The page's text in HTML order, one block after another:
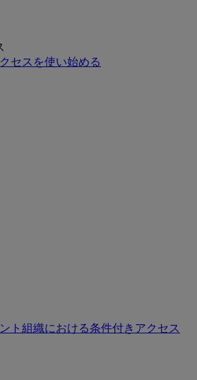
セスを使い始める
ト組織における条件付きアクセス